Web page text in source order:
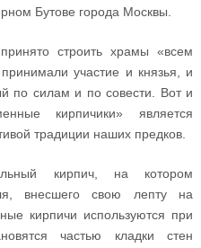
Бутове города Москвы.
строить храмы «всем
участие и князья, и
по силам и по совести. Вот и
кирпичики» является
традиции наших предков.
кирпич, на котором
внесшего свою лепту на
кирпичи используются при
частью кладки стен